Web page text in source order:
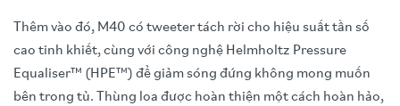
Thêm vào đó, M40 có tweeter tách rời cho hiệu suất tần số
cao tinh khiết, cùng với công nghệ Helmholtz Pressure
Equaliser™ (HPE™) để giảm sóng đứng không mong muốn
bên trong tủ. Thùng loa được hoàn thiện một cách hoàn hảo,